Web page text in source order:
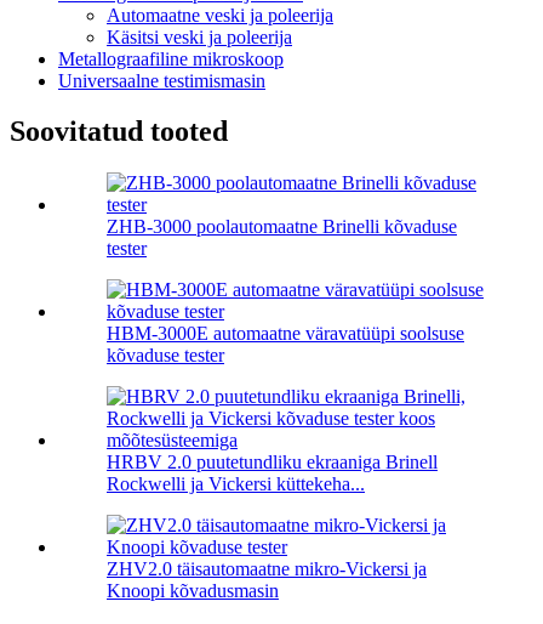
Automaatne veski ja poleerija
Käsitsi veski ja poleerija
Metallograafiline mikroskoop
Universaalne testimismasin
Soovitatud tooted
ZHB-3000 poolautomaatne Brinelli kõvaduse
tester
HBM-3000E automaatne väravatüüpi soolsuse
kõvaduse tester
HRBV 2.0 puutetundliku ekraaniga Brinell
Rockwelli ja Vickersi küttekeha...
ZHV2.0 täisautomaatne mikro-Vickersi ja
Knoopi kõvadusmasin